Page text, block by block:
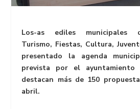
Los-as ediles municipales
Turismo, Fiestas, Cultura,
presentado la agenda
prevista por el ayuntamiento
destacan más de 150
abril.